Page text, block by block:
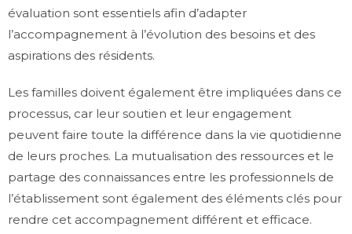
évaluation sont essentiels afin d’adapter
l’accompagnement à l’évolution des besoins et des
aspirations des résidents.
Les familles doivent également être impliquées dans ce
processus, car leur soutien et leur engagement
peuvent faire toute la différence dans la vie quotidienne
de leurs proches. La mutualisation des ressources et le
partage des connaissances entre les professionnels de
l’établissement sont également des éléments clés pour
rendre cet accompagnement différent et efficace.